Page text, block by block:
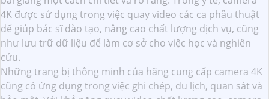
4K được sử dụng trong việc quay video các ca phẫu thuật
để giúp bác sĩ đào tạo, nâng cao chất lượng dịch vụ, cũng
như lưu trữ dữ liệu để làm cơ sở cho việc học và nghiên
cứu.
Những trang bị thông minh của hãng cung cấp camera 4K
cũng có ứng dụng trong việc ghi chép, du lịch, quan sát và